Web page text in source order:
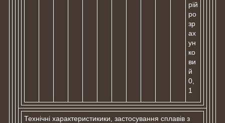
рій
ро
зр
ах
ун
ко
ви
й
0,
1
Технічні характеристикики, застосування сплавів з